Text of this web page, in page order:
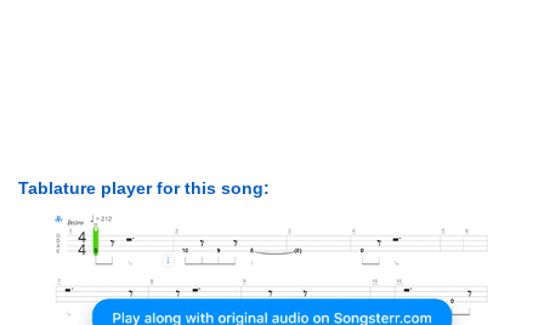
Tablature player for this song: